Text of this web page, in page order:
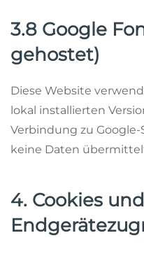
3.8 Google
gehostet)
Diese Website
lokal installierten
Verbindung zu
keine Daten
4. Cookies und